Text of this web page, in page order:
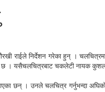
राईले निर्देशन गरेका हुन् ।
छ । यसैचलचित्रबाट चकलेटी नायक
छन् । उनले चलचित्र गर्नुभन्दा